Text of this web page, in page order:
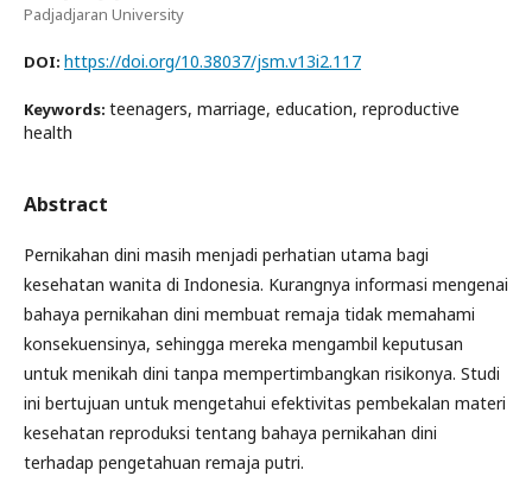
Padjadjaran University
DOI: https://doi.org/10.38037/jsm.v13i2.117
Keywords: teenagers, marriage, education, reproductive
health
Abstract
Pernikahan dini masih menjadi perhatian utama bagi
kesehatan wanita di Indonesia. Kurangnya informasi mengenai
bahaya pernikahan dini membuat remaja tidak memahami
konsekuensinya, sehingga mereka mengambil keputusan
untuk menikah dini tanpa mempertimbangkan risikonya. Studi
ini bertujuan untuk mengetahui efektivitas pembekalan materi
kesehatan reproduksi tentang bahaya pernikahan dini
terhadap pengetahuan remaja putri.